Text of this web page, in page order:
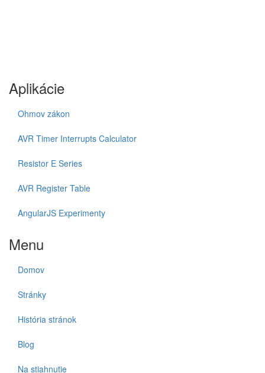
Aplikácie
Ohmov zákon
AVR Timer Interrupts Calculator
Resistor E Series
AVR Register Table
AngularJS Experimenty
Menu
Domov
Stránky
História stránok
Blog
Na stiahnutie